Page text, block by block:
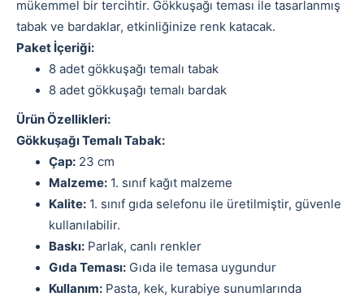
mükemmel bir tercihtir. Gökkuşağı teması ile tasarlanmış
tabak ve bardaklar, etkinliğinize renk katacak.
Paket İçeriği:
8 adet gökkuşağı temalı tabak
8 adet gökkuşağı temalı bardak
Ürün Özellikleri:
Gökkuşağı Temalı Tabak:
Çap: 23 cm
Malzeme: 1. sınıf kağıt malzeme
Kalite: 1. sınıf gıda selefonu ile üretilmiştir, güvenle
kullanılabilir.
Baskı: Parlak, canlı renkler
Gıda Teması: Gıda ile temasa uygundur
Kullanım: Pasta, kek, kurabiye sunumlarında